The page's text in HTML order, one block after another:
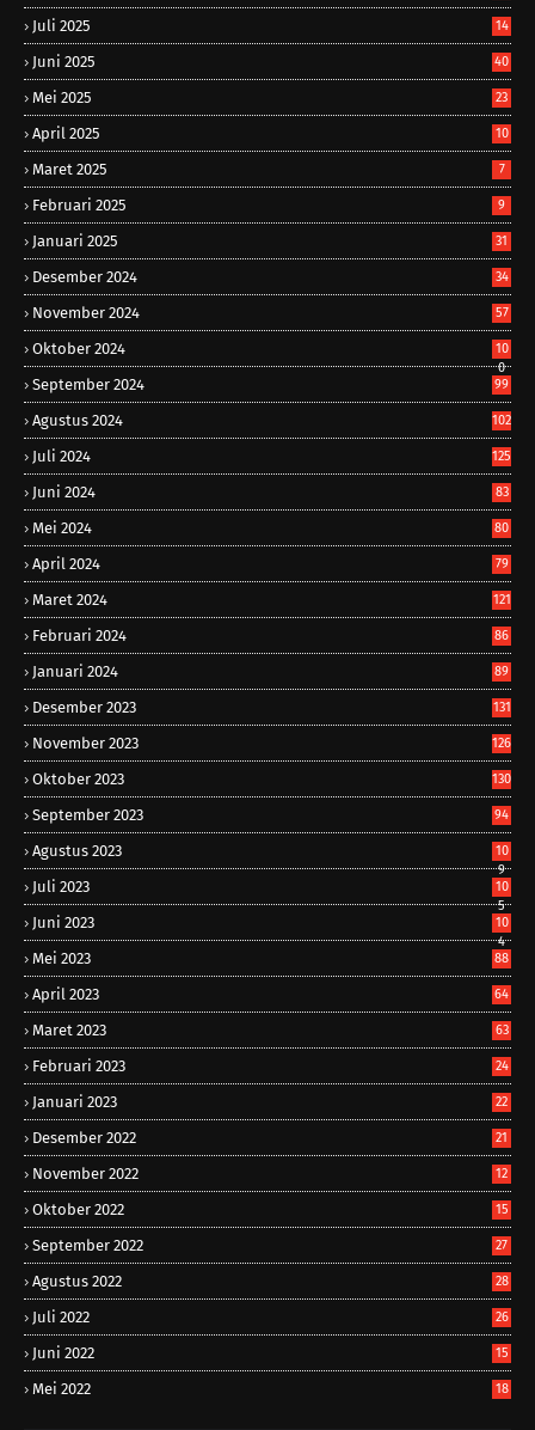
Juli 2025 14
Juni 2025 40
Mei 2025 23
April 2025 10
Maret 2025 7
Februari 2025 9
Januari 2025 31
Desember 2024 34
November 2024 57
Oktober 2024
10
0
September 2024 99
Agustus 2024 102
Juli 2024 125
Juni 2024 83
Mei 2024 80
April 2024 79
Maret 2024 121
Februari 2024 86
Januari 2024 89
Desember 2023 131
November 2023 126
Oktober 2023 130
September 2023 94
Agustus 2023
10
9
Juli 2023
10
5
Juni 2023
10
4
Mei 2023 88
April 2023 64
Maret 2023 63
Februari 2023 24
Januari 2023 22
Desember 2022 21
November 2022 12
Oktober 2022 15
September 2022 27
Agustus 2022 28
Juli 2022 26
Juni 2022 15
Mei 2022 18